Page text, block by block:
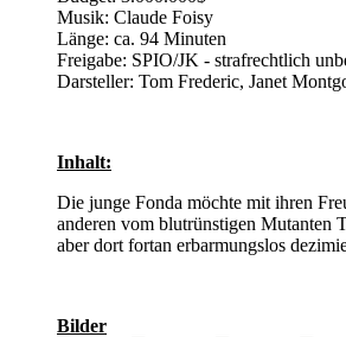
Musik: Claude Foisy
Länge: ca. 94 Minuten
Freigabe: SPIO/JK - strafrechtlich
Darsteller: Tom Frederic, Janet
Inhalt:
Die junge Fonda möchte mit ihren
anderen vom blutrünstigen Mutanten
aber dort fortan erbarmungslos
Bilder